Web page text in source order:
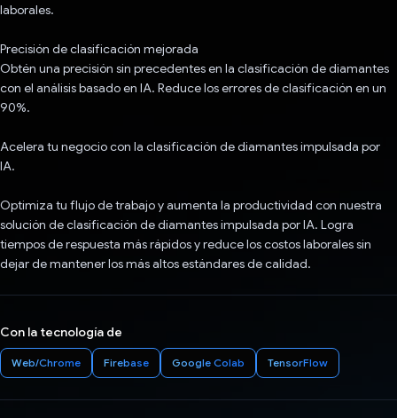
laborales.
Precisión de clasificación mejorada
Obtén una precisión sin precedentes en la clasificación de diamantes
con el análisis basado en IA. Reduce los errores de clasificación en un
90%.
Acelera tu negocio con la clasificación de diamantes impulsada por
IA.
Optimiza tu flujo de trabajo y aumenta la productividad con nuestra
solución de clasificación de diamantes impulsada por IA. Logra
tiempos de respuesta más rápidos y reduce los costos laborales sin
dejar de mantener los más altos estándares de calidad.
Con la tecnología de
Web/Chrome Firebase Google Colab TensorFlow